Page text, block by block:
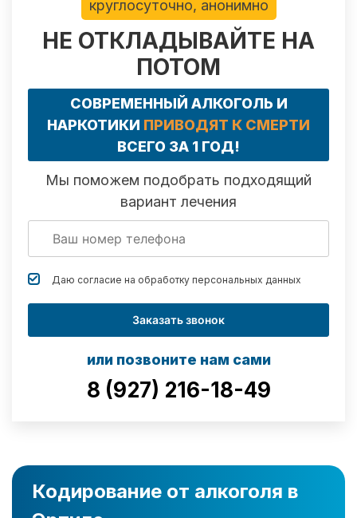
круглосуточно, анонимно
НЕ ОТКЛАДЫВАЙТЕ НА
ПОТОМ
СОВРЕМЕННЫЙ АЛКОГОЛЬ И
НАРКОТИКИ ПРИВОДЯТ К СМЕРТИ
ВСЕГО ЗА 1 ГОД!
Мы поможем подобрать подходящий
вариант лечения
Даю согласие на обработку персональных данных
Заказать звонок
или позвоните нам сами
8 (927) 216-18-49
Кодирование от алкоголя в